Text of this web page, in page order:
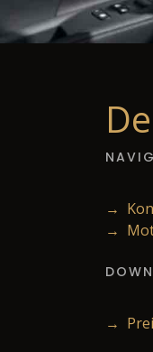
→
→
→